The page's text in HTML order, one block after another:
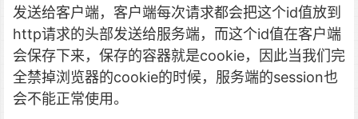
发送给客户端，客户端每次请求都会把这个id值放到
http请求的头部发送给服务端，而这个id值在客户端
会保存下来，保存的容器就是cookie，因此当我们完
全禁掉浏览器的cookie的时候，服务端的session也
会不能正常使用。